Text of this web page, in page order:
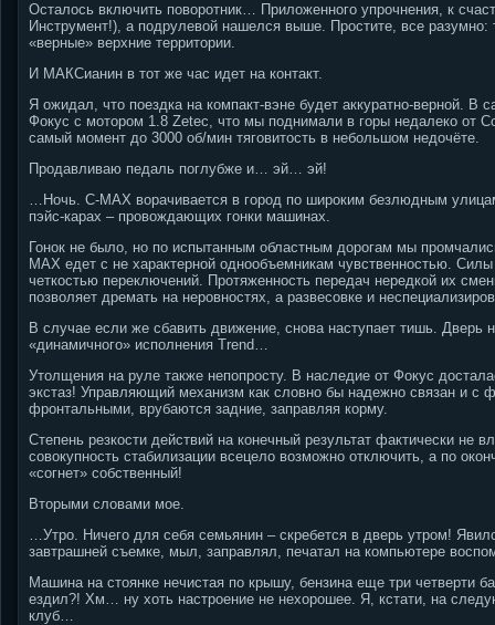
Осталось включить поворотник… Приложенного упрочнения, к
Инструмент!), а подрулевой нашелся выше. Простите, все
«верные» верхние территории.
И МАКСианин в тот же час идет на контакт.
Я ожидал, что поездка на компакт-вэне будет аккуратно-верной.
Фокус с мотором 1.8 Zetec, что мы поднимали в горы недалеко от
самый момент до 3000 об/мин тяговитость в небольшом недочёте.
Продавливаю педаль поглубже и… эй… эй!
…Ночь. C-MAX ворачивается в город по широким безлюдным
пэйс-карах – провождающих гонки машинах.
Гонок не было, но по испытанным областным дорогам мы
MAX едет с не характерной однообъемникам чувственностью.
четкостью переключений. Протяженность передач нередкой их
позволяет дремать на неровностях, а развесовке и
В случае если же сбавить движение, снова наступает тишь. Дверь
«динамичного» исполнения Trend…
Утолщения на руле также непопросту. В наследие от Фокус
экстаз! Управляющий механизм как словно бы надежно связан и с
фронтальными, врубаются задние, заправляя корму.
Степень резкости действий на конечный результат фактически не
совокупность стабилизации всецело возможно отключить, а по
«согнет» собственный!
Вторыми словами мое.
…Утро. Ничего для себя семьянин – скребется в дверь утром!
завтрашней съемке, мыл, заправлял, печатал на компьютере
Машина на стоянке нечистая по крышу, бензина еще три четверти
ездил?! Хм… ну хоть настроение не нехорошее. Я, кстати, на
клуб…